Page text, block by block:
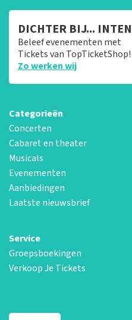
DICHTER BIJ...
Beleef evenementen met
Tickets van TopTicketShop!
Zo werken wij
Categorieën
Concerten
Cabaret en theater
Musicals
Evenementen
Aanbiedingen
Laatste nieuwsbrief
Service
Groepsboekingen
Verkoop Je Tickets